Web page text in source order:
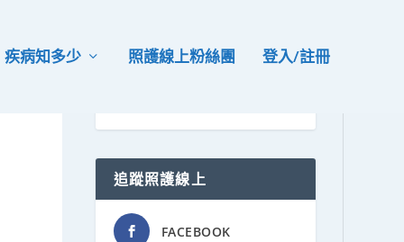
疾病知多少 照護線上粉絲團 登入/註冊
追蹤照護線上
FACEBOOK